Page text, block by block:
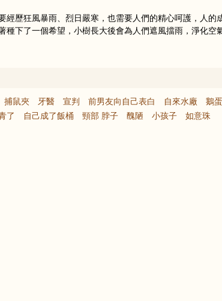
歷狂風暴雨、烈日嚴寒，也需要人們的精心呵護，人的
種下了一個希望，小樹長大後會為人們遮風擋雨，淨化空
捕鼠夾 牙醫 宣判 前男友向自己表白 自來水廠
鵝蛋
了 自己成了飯桶 頸部 脖子 醜陋 小孩子
如意珠